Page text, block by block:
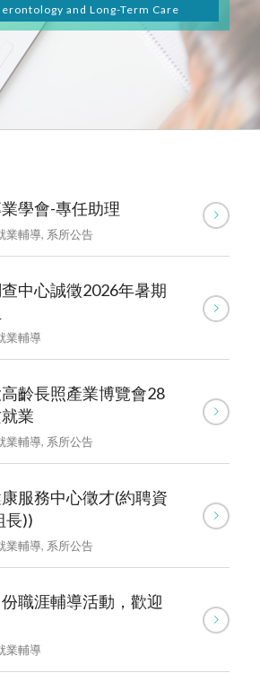
and Long-Term Care
學會-專任助理
業輔導, 系所公告
查中心誠徵2026年暑期
業輔導
高齡長照產業博覽會28
業
業輔導, 系所公告
服務中心徵才(約聘資
長))
業輔導, 系所公告
職涯輔導活動，歡迎
業輔導